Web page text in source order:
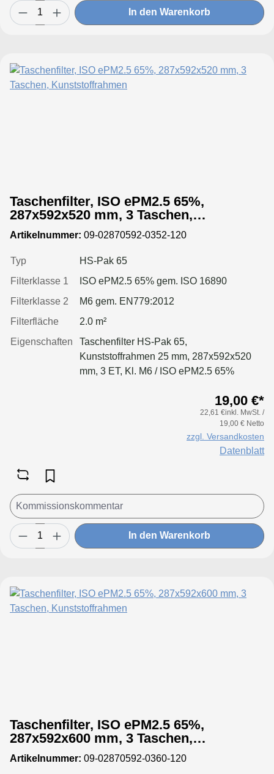
In den Warenkorb
Taschenfilter, ISO ePM2.5 65%,
287x592x520 mm, 3 Taschen,
Kunststoffrahmen
Artikelnummer: 09-02870592-0352-120
Typ
HS-Pak 65
Filterklasse 1
ISO ePM2.5 65% gem. ISO 16890
Filterklasse 2
M6 gem. EN779:2012
Filterfläche
2.0 m²
Eigenschaften
Taschenfilter HS-Pak 65,
Kunststoffrahmen 25 mm, 287x592x520
mm, 3 ET, Kl. M6 / ISO ePM2.5 65%
19,00 €*
22,61 €inkl. MwSt. /
19,00 € Netto
zzgl. Versandkosten
Datenblatt
In den Warenkorb
Taschenfilter, ISO ePM2.5 65%,
287x592x600 mm, 3 Taschen,
Kunststoffrahmen
Artikelnummer: 09-02870592-0360-120